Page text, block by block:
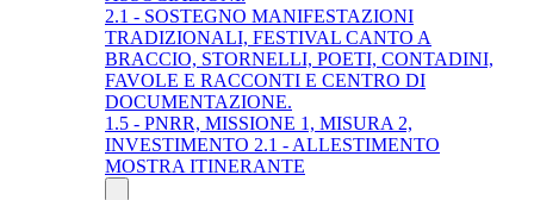
2.1 - SOSTEGNO MANIFESTAZIONI
TRADIZIONALI, FESTIVAL CANTO A
BRACCIO, STORNELLI, POETI, CONTADINI,
FAVOLE E RACCONTI E CENTRO DI
DOCUMENTAZIONE.
1.5 - PNRR, MISSIONE 1, MISURA 2,
INVESTIMENTO 2.1 - ALLESTIMENTO
MOSTRA ITINERANTE